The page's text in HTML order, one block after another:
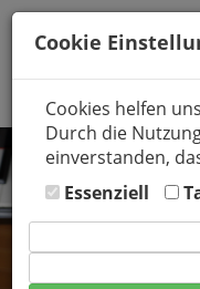
Cookie
Cookies helfen
Durch die
einverstanden,
Essenziell